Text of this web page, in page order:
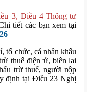
3, Điều 4 Thông tư
tiết các bạn xem tại
tổ chức, cá nhân khấu
thuế điện tử, biên lai
trừ thuế, người nộp
định tại Điều 23 Nghị